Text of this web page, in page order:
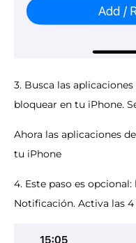
3. Busca las
bloquear en tu iPhone.
Ahora las aplicaciones
tu iPhone
4. Este paso es
Notificación. Activa las